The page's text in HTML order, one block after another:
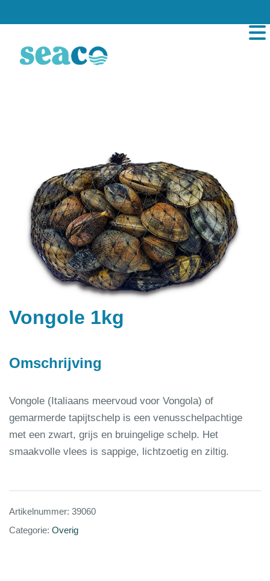
Vongole 1kg
Omschrijving
Vongole (Italiaans meervoud voor Vongola) of
gemarmerde tapijtschelp is een venusschelpachtige
met een zwart, grijs en bruingelige schelp. Het
smaakvolle vlees is sappige, lichtzoetig en ziltig.
Artikelnummer: 39060
Categorie: Overig